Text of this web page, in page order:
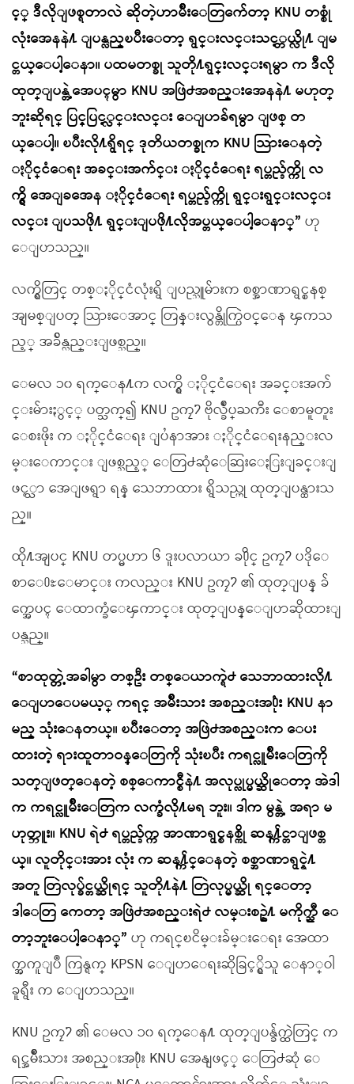
င့္ ဒီလိုျဖစ္ရတာလဲ ဆိုတဲ့ဟာမ်ိဳးေတြက်ေတာ့ KNU တစ္စုံ
လုံးအေနနဲ႔ ျပန္လည္ၿပီးေတာ့ ရွင္းလင္းသင့္တယ္လို႔ ျမ
င္တယ္ေပါ့ေနာ။ ပထမတစ္ခု သူတို႔ရွင္းလင္းရမွာ က ဒီလို
ထုတ္ျပန္တဲ့အေပၚမွာ KNU အဖြဲ႕အစည္းအေနနဲ႔ မဟုတ္
ဘူးဆိုရင္ ပြင့္ပြင့္လင္းလင္း ေျပာခ်ရမွာ ျဖစ္ တ
ယ္ေပါ့။ ၿပီးလို႔ရွိရင္ ဒုတိယတစ္ခုက KNU သြားေနတဲ့
ႏိုင္ငံေရး အခင္းအက်င္း ႏိုင္ငံေရး ရပ္တည္ခ်က္ကို လ
က္ရွိ အေျခအေန ႏိုင္ငံေရး ရပ္တည္ခ်က္ကို ရွင္းရွင္းလင္း
လင္း ျပသဖို႔ ရွင္းျပဖို႔လိုအပ္တယ္ေပါ့ေနာ္” ဟု
ေျပာသည္။
လက္ရွိတြင္ တစ္ႏိုင္ငံလုံးရွိ ျပည္သူမ်ားက စစ္အာဏာရွင္စနစ္
အျမစ္ျပတ္ သြားေအာင္ တြန္းလွန္တိုက္ပြဲဝင္ေန ၾကသ
ည့္ အခ်ိန္လည္းျဖစ္သည္။
ေမလ ၁၀ ရက္ေန႔က လက္ရွိ ႏိုင္ငံေရး အခင္းအက်
င္းမ်ားႏွင့္ ပတ္သက္၍ KNU ဥကၠ႒ ဗိုလ္ခ်ဳပ္ႀကီး ေစာမူတူး
ေစးဖိုး က ႏိုင္ငံေရး ျပႆနာအား ႏိုင္ငံေရးနည္းလ
မ္းေကာင္း ျဖစ္သည့္ ေတြ႕ဆုံေဆြးေႏြးျခင္းျ
ဖင့္သာ အေျဖရွာ ရန္ သေဘာထား ရွိသည္ဟု ထုတ္ျပန္ထားသ
ည္။
ထို႔အျပင္ KNU တပ္မဟာ ၆ ဒူးပလာယာ ခ႐ိုင္ ဥကၠ႒ ပဒိုေ
စာေ႐ႊေမာင္း ကလည္း KNU ဥကၠ႒ ၏ ထုတ္ျပန္ ခ်
က္အေပၚ ေထာက္ခံေၾကာင္း ထုတ္ျပန္ေျပာဆိုထားျ
ပန္သည္။
“စာထုတ္တဲ့အခါမွာ တစ္ဦး တစ္ေယာက္ရဲ႕ သေဘာထားလို႔
ေျပာေပမယ့္ ကရင္ အမ်ိဳးသား အစည္းအ႐ုံး KNU နာ
မည္ သုံးေနတယ္။ ၿပီးေတာ့ အဖြဲ႕အစည္းက ေပး
ထားတဲ့ ရားထူတာဝန္ေတြကို သုံးၿပီး ကရင္လူမ်ိဳးေတြကို
သတ္ျဖတ္ေနတဲ့ စစ္ေကာင္စီနဲ႔ အလုပ္လုပ္မယ္ဆိုေတာ့ အဲဒါ
က ကရင္လူမ်ိဳးေတြက လက္ခံလို႔မရ ဘူး။ ဒါက မွန္တဲ့ အရာ မ
ဟုတ္ဘူး။ KNU ရဲ႕ ရပ္တည္ခ်က္က အာဏာရွင္စနစ္ကို ဆန႔္က်င္တာျဖစ္တ
ယ္။ လူတိုင္းအား လုံး က ဆန႔္က်င္ေနတဲ့ စစ္အာဏာရွင္နဲ႔
အတူ တြဲလုပ္ခ်င္တယ္ဆိုရင္ သူတို႔နဲ႔ တြဲလုပ္မယ္ဆို ရင္ေတာ့
ဒါေတြ ကေတာ့ အဖြဲ႕အစည္းရဲ႕ လမ္းစဥ္နဲ႔ မကိုက္ညီ ေ
တာ့ဘူးေပါ့ေနာ္” ဟု ကရင္ၿငိမ္းခ်မ္းေရး အေထာ
က္အကူျပဳ ကြန္ရက္ KPSN ေျပာေရးဆိုခြင့္ရွိသူ ေနာ္ဝါ
ခူရွီး က ေျပာသည္။
KNU ဥကၠ႒ ၏ ေမလ ၁၀ ရက္ေန႔ ထုတ္ျပန္ခ်က္ထဲတြင္ က
ရင္အမ်ိဳးသား အစည္းအ႐ုံး KNU အေနျဖင့္ ေတြ႕ဆုံ ေ